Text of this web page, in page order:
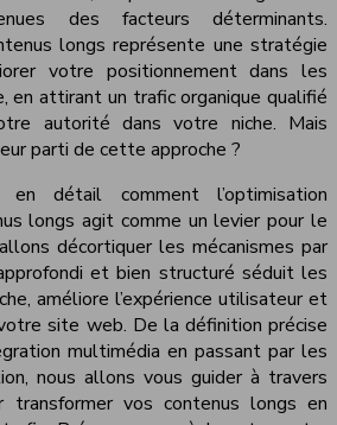
des facteurs déterminants.
longs représente une stratégie
votre positionnement dans les
en attirant un trafic organique qualifié
autorité dans votre niche. Mais
parti de cette approche ?
détail comment l’optimisation
longs agit comme un levier pour le
décortiquer les mécanismes par
et bien structuré séduit les
améliore l’expérience utilisateur et
site web. De la définition précise
multimédia en passant par les
nous allons vous guider à travers
vos contenus longs en